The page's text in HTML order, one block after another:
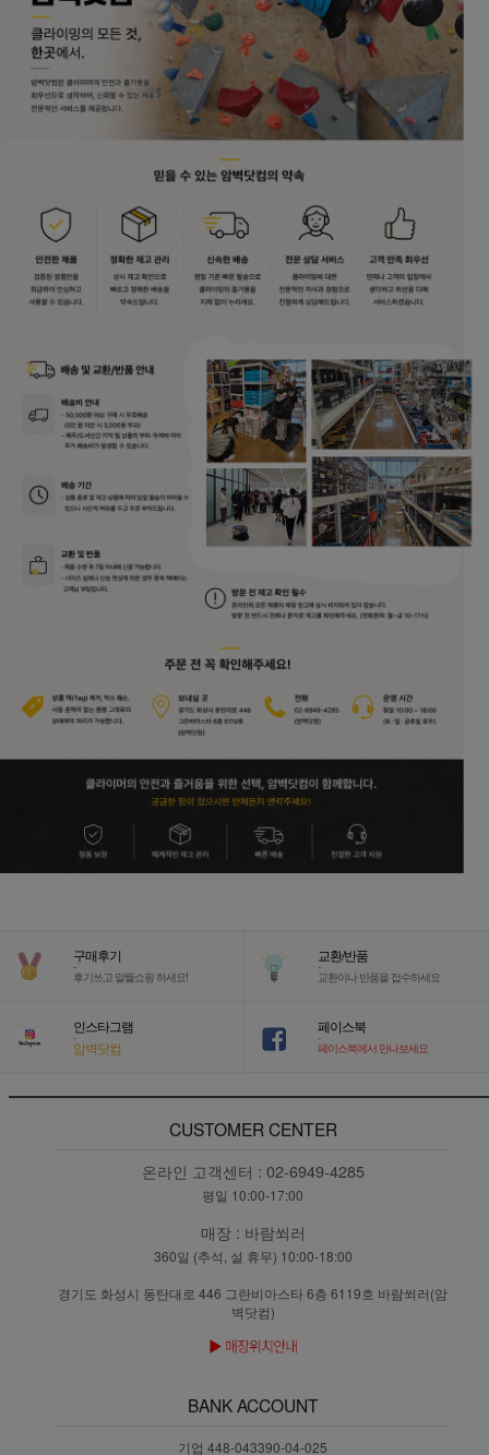
구매후기
-
후기쓰고 알뜰쇼핑 하세요!
교환/반품
-
교환이나 반품을 접수하세요
인스타그램
-
암벽닷컴
페이스북
-
페이스북에서 만나보세요
CUSTOMER CENTER
온라인 고객센터 : 02-6949-4285
평일 10:00-17:00
매장 : 바람쐬러
360일 (추석, 설 휴무) 10:00-18:00
경기도 화성시 동탄대로 446 그란비아스타 6층 6119호 바람쐬러(암
벽닷컴)
BANK ACCOUNT
기업 448-043390-04-025